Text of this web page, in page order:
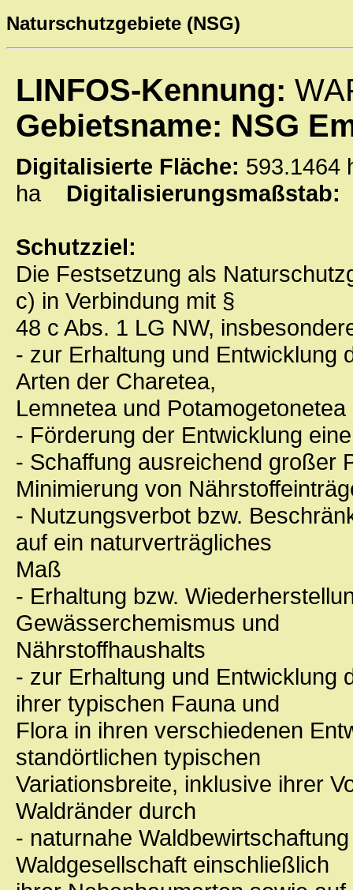
Naturschutzgebiete (NSG)
LINFOS-Kennung:
Gebietsname: NSG
Digitalisierte Fläche:
ha Digitalisierungsmaßstab:
Schutzziel:
Die Festsetzung als
c) in Verbindung mit §
48 c Abs. 1 LG NW,
- zur Erhaltung und Entwicklung
Arten der Charetea,
Lemnetea und
- Förderung der Entwicklung
- Schaffung ausreichend großer
Minimierung von
- Nutzungsverbot bzw.
auf ein naturverträgliches
Maß
- Erhaltung bzw.
Gewässerchemismus und
Nährstoffhaushalts
- zur Erhaltung und Entwicklung
ihrer typischen Fauna und
Flora in ihren verschiedenen
standörtlichen typischen
Variationsbreite, inklusive ihrer
Waldränder durch
- naturnahe
Waldgesellschaft einschließlich